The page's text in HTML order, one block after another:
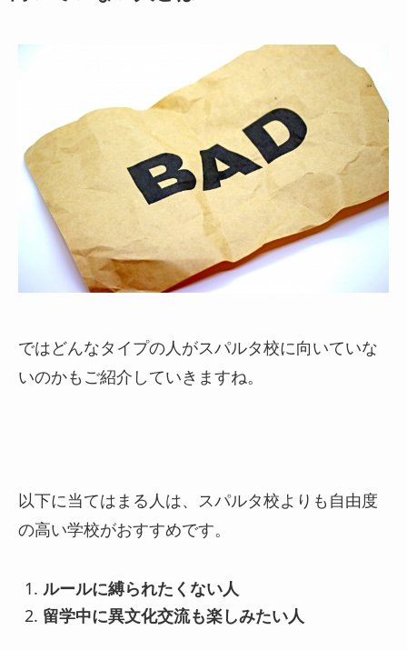
ではどんなタイプの人がスパルタ校に向いていな
いのかもご紹介していきますね。
以下に当てはまる人は、スパルタ校よりも自由度
の高い学校がおすすめです。
ルールに縛られたくない人
留学中に異文化交流も楽しみたい人